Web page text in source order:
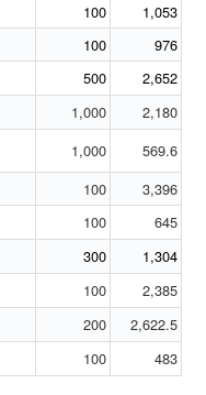
100
1,053
100
976
500
2,652
1,000
2,180
1,000
569.6
100
3,396
100
645
300
1,304
100
2,385
200
2,622.5
100 483